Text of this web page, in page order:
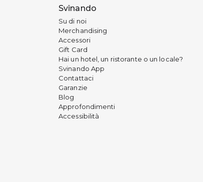
Svinando
Su di noi
Merchandising
Accessori
Gift Card
Hai un hotel, un ristorante o un locale?
Svinando App
Contattaci
Garanzie
Blog
Approfondimenti
Accessibilità